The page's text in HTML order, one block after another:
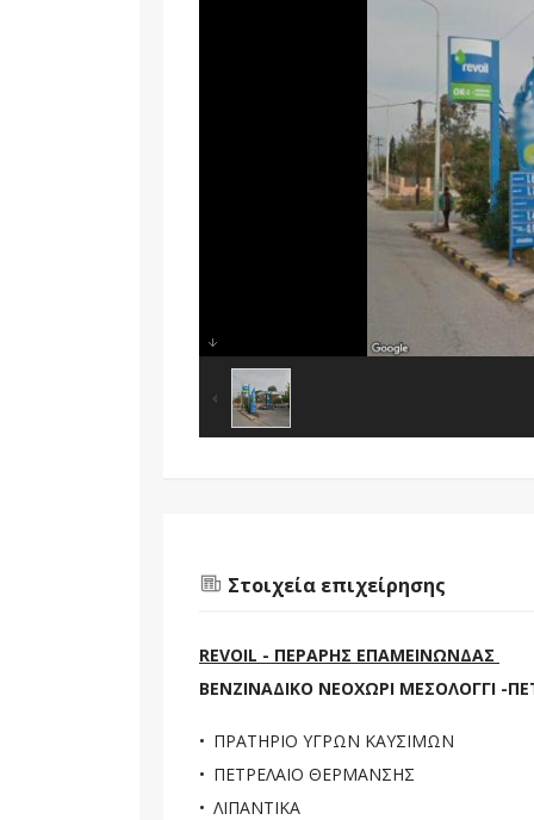
Στοιχεία επιχείρησης
REVOIL - ΠΕΡΑΡΗΣ ΕΠΑΜΕΙΝΩΝΔΑΣ
ΒΕΝΖΙΝΑΔΙΚΟ ΝΕΟΧΩΡΙ ΜΕΣΟΛΟΓΓΙ -
ΠΡΑΤΗΡΙΟ ΥΓΡΩΝ ΚΑΥΣΙΜΩΝ
ΠΕΤΡΕΛΑΙΟ ΘΕΡΜΑΝΣΗΣ
ΛΙΠΑΝΤΙΚΑ